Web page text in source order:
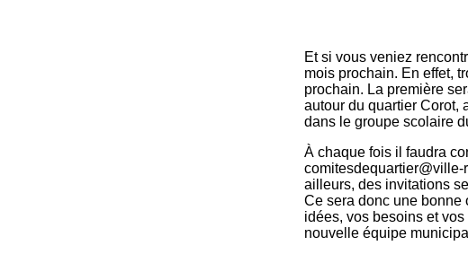
Et si vous veniez
mois prochain. En effet,
prochain. La première
autour du quartier Corot,
dans le groupe scolaire
À chaque fois il faudra
comitesdequartier@ville-
ailleurs, des invitations
Ce sera donc une bonne
idées, vos besoins et
nouvelle équipe